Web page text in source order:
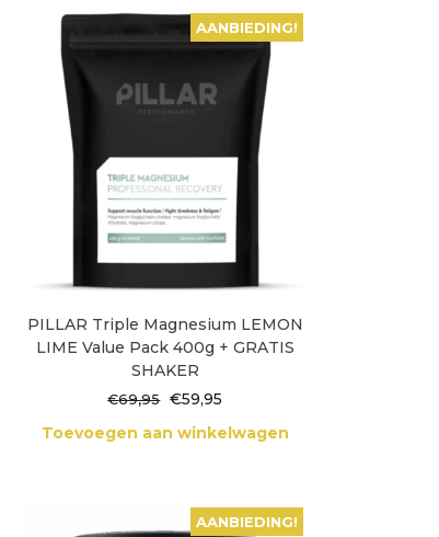
AANBIEDING!
PILLAR Triple Magnesium LEMON
LIME Value Pack 400g + GRATIS
SHAKER
€69,95 Oorspronkelijke
prijs
was:
€59,95
is:
Toevoegen aan winkelwagen
AANBIEDING!